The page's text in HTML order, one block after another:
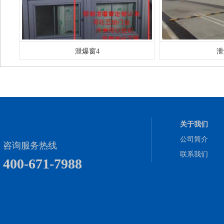
泄爆窗4
咨询服务热线
400-671-7988
关于我们
公司简介
联系我们